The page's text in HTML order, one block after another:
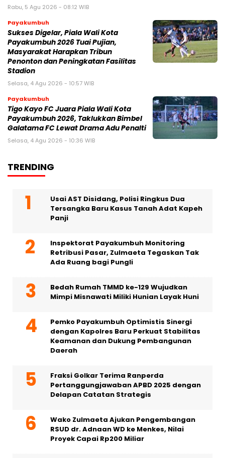
Rabu, 5 Agu 2026 - 08:12 WIB
Payakumbuh
Sukses Digelar, Piala Wali Kota
Payakumbuh 2026 Tuai Pujian,
Masyarakat Harapkan Tribun
Penonton dan Peningkatan Fasilitas
Stadion
Selasa, 4 Agu 2026 - 10:57 WIB
Payakumbuh
Tigo Kayo FC Juara Piala Wali Kota
Payakumbuh 2026, Taklukkan Bimbel
Galatama FC Lewat Drama Adu Penalti
Selasa, 4 Agu 2026 - 10:36 WIB
TRENDING
Usai AST Disidang, Polisi Ringkus Dua
Tersangka Baru Kasus Tanah Adat Kapeh
Panji
Inspektorat Payakumbuh Monitoring
Retribusi Pasar, Zulmaeta Tegaskan Tak
Ada Ruang bagi Pungli
Bedah Rumah TMMD ke-129 Wujudkan
Mimpi Misnawati Miliki Hunian Layak Huni
Pemko Payakumbuh Optimistis Sinergi
dengan Kapolres Baru Perkuat Stabilitas
Keamanan dan Dukung Pembangunan
Daerah
Fraksi Golkar Terima Ranperda
Pertanggungjawaban APBD 2025 dengan
Delapan Catatan Strategis
Wako Zulmaeta Ajukan Pengembangan
RSUD dr. Adnaan WD ke Menkes, Nilai
Proyek Capai Rp200 Miliar